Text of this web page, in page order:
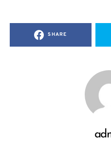
SHARE